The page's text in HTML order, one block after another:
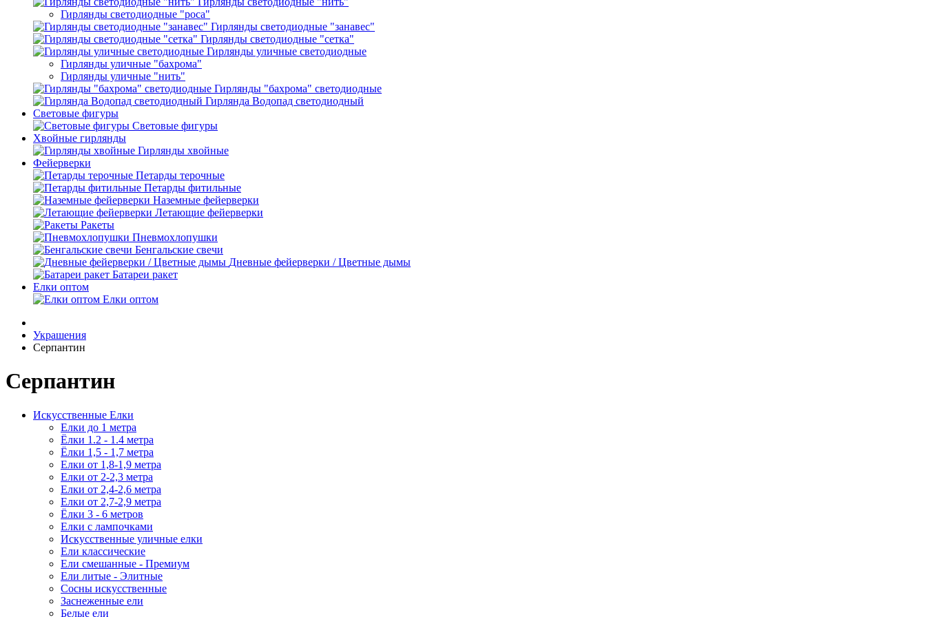
Гирлянды светодиодные "роса"
Гирлянды светодиодные "занавес"
Гирлянды светодиодные "сетка"
Гирлянды уличные светодиодные
Гирлянды уличные "бахрома"
Гирлянды уличные "нить"
Гирлянды "бахрома" светодиодные
Гирлянда Водопад светодиодный
Световые фигуры
Световые фигуры
Хвойные гирлянды
Гирлянды хвойные
Фейерверки
Петарды терочные
Петарды фитильные
Наземные фейерверки
Летающие фейерверки
Ракеты
Пневмохлопушки
Бенгальские свечи
Дневные фейерверки / Цветные дымы
Батареи ракет
Елки оптом
Елки оптом
Украшения
Серпантин
Серпантин
Искусственные Елки
Елки до 1 метра
Ёлки 1.2 - 1.4 метра
Ёлки 1,5 - 1,7 метра
Елки от 1,8-1,9 метра
Елки от 2-2,3 метра
Елки от 2,4-2,6 метра
Елки от 2,7-2,9 метра
Ёлки 3 - 6 метров
Елки с лампочками
Искусственные уличные елки
Ели классические
Ели смешанные - Премиум
Ели литые - Элитные
Сосны искусственные
Заснеженные ели
Белые ели